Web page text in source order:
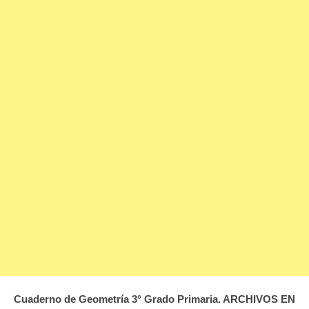
Cuaderno de Geometría 3° Grado Primaria. ARCHIVOS EN